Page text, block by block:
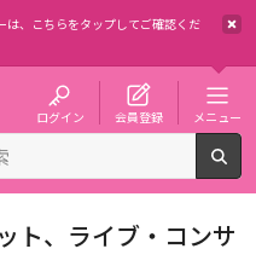
、
こちらをタップしてご確認くだ
ログイン 会員登録 メニュー
ト、ライブ・コンサ